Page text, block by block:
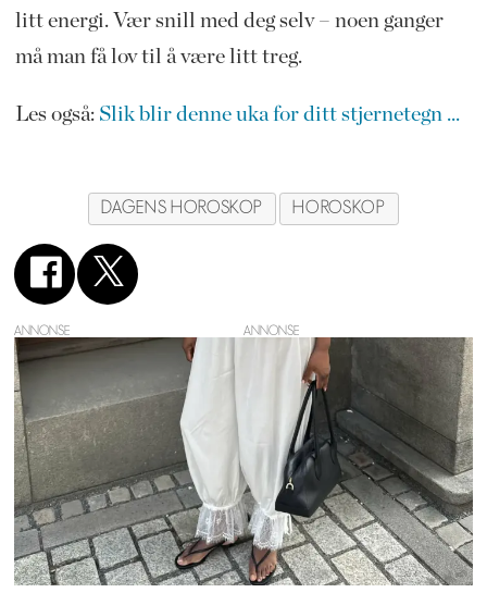
litt energi. Vær snill med deg selv – noen ganger
må man få lov til å være litt treg.
Les også: Slik blir denne uka for ditt stjernetegn ...
DAGENS HOROSKOP HOROSKOP
ANNONSE